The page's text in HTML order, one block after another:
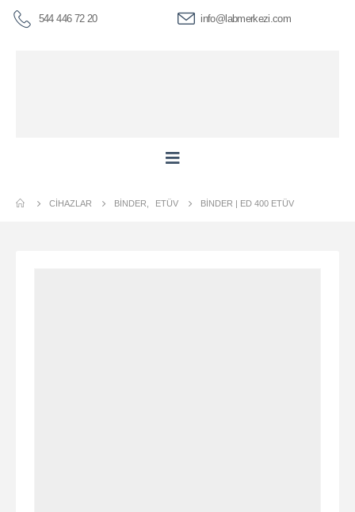
544 446 72 20 info@labmerkezi.com
CIHAZLAR BINDER ETÜV BİNDER | ED 400 ETÜV